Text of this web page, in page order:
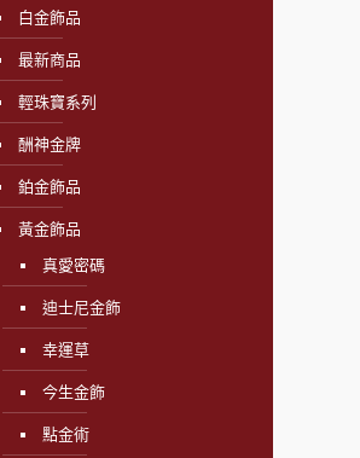
白金飾品
最新商品
輕珠寶系列
酬神金牌
鉑金飾品
黃金飾品
真愛密碼
迪士尼金飾
幸運草
今生金飾
點金術